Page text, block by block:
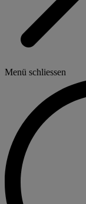
Menü schliessen